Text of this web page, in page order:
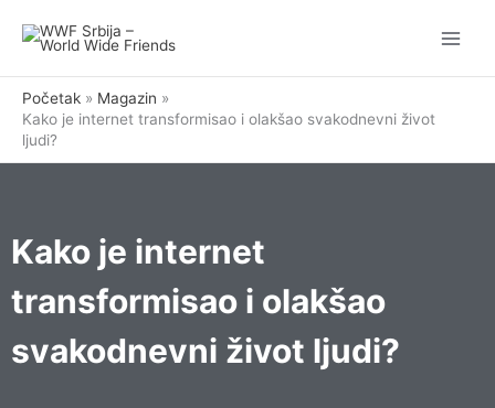
Početak
Magazin
Kako je internet transformisao i olakšao svakodnevni život
ljudi?
Kako je internet
transformisao i olakšao
svakodnevni život ljudi?